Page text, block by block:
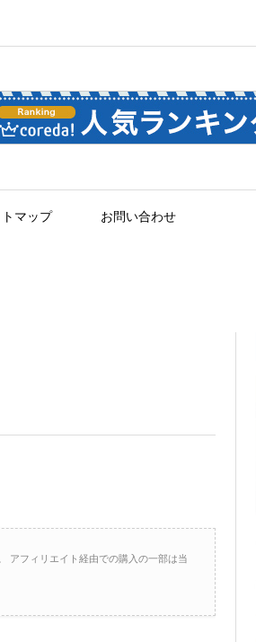
マップ お問い合わせ
アフィリエイト経由での購入の一部は当